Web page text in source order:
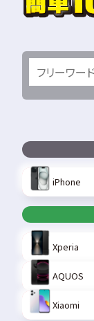
iPhone
Xperia
AQUOS
Xiaomi